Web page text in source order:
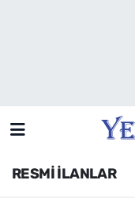
RESMİ İLANLAR
Siyaset